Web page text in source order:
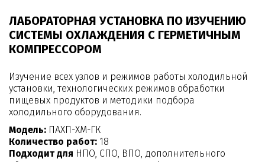
ЛАБОРАТОРНАЯ УСТАНОВКА ПО ИЗУЧЕНИЮ
СИСТЕМЫ ОХЛАЖДЕНИЯ С ГЕРМЕТИЧНЫМ
КОМПРЕССОРОМ
Изучение всех узлов и режимов работы холодильной
установки, технологических режимов обработки
пищевых продуктов и методики подбора
холодильного оборудования.
Модель: ПАХП-ХМ-ГК
Количество работ: 18
Подходит для НПО, СПО, ВПО, дополнительного